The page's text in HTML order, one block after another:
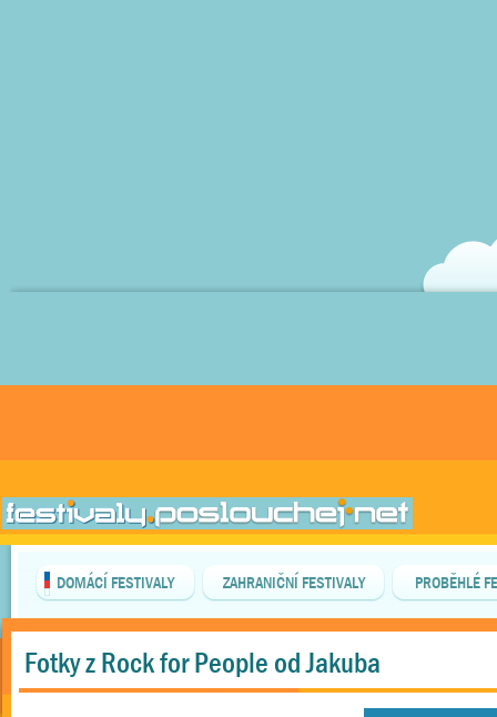
DOMÁCÍ FESTIVALY ZAHRANIČNÍ FESTIVALY PROBĚHLÉ
Fotky z Rock for People od Jakuba